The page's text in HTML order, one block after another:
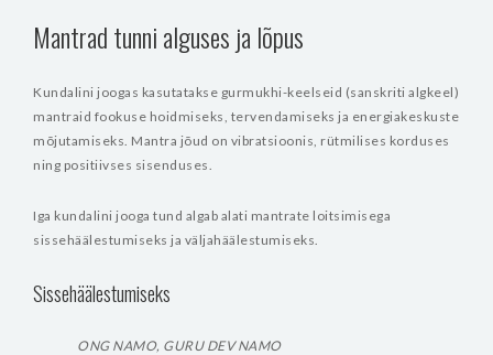
Mantrad tunni alguses ja lõpus
Kundalini joogas kasutatakse gurmukhi-keelseid (sanskriti algkeel)
mantraid fookuse hoidmiseks, tervendamiseks ja energiakeskuste
mõjutamiseks. Mantra jõud on vibratsioonis, rütmilises korduses
ning positiivses sisenduses.
Iga kundalini jooga tund algab alati mantrate loitsimisega
sissehäälestumiseks ja väljahäälestumiseks.
Sissehäälestumiseks
ONG NAMO, GURU DEV NAMO